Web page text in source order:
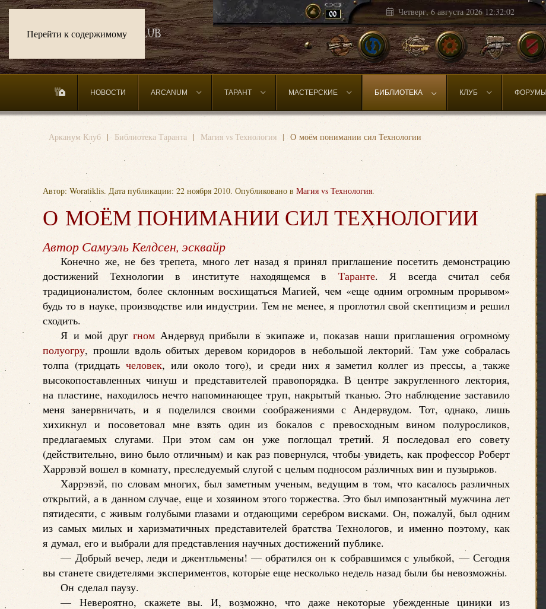
Перейти к содержимому
Четверг, 6 августа 2026 12:32:05
НОВОСТИ ARCANUM ТАРАНТ МАСТЕРСКИЕ БИБЛИОТЕКА КЛУБ ФОРУМЫ
Арканум Клуб Библиотека Таранта Магия vs Технология О моём понимании сил Технологии
Автор: Woratiklis. Дата публикации: 22 ноября 2010. Опубликовано в Магия vs Технология.
О МОЁМ ПОНИМАНИИ СИЛ ТЕХНОЛОГИИ
Автор Самуэль Келдсен, эсквайр
Конечно же, не без трепета, много лет назад я принял приглашение посетить демонстрацию
достижений Технологии в институте находящемся в Таранте. Я всегда считал себя
традиционалистом, более склонным восхищаться Магией, чем «еще одним огромным прорывом»
будь то в науке, производстве или индустрии. Тем не менее, я проглотил свой скептицизм и решил
сходить.
Я и мой друггном Андервуд прибыли в экипаже и, показав наши приглашения огромному
полуогру, прошли вдоль обитых деревом коридоров в небольшой лекторий. Там уже собралась
толпа (тридцать человек, или около того), и среди них я заметил коллег из прессы, а также
высокопоставленных чинуш и представителей правопорядка. В центре закругленного лектория,
на пластине, находилось нечто напоминающее труп, накрытый тканью. Это наблюдение заставило
меня занервничать, и я поделился своими соображениями с Андервудом. Тот, однако, лишь
хихикнул и посоветовал мне взять один из бокалов с превосходным вином полуросликов,
предлагаемых слугами. При этом сам он уже поглощал третий. Я последовал его совету
(действительно, вино было отличным) и как раз повернулся, чтобы увидеть, как профессор Роберт
Харрэвэй вошел в комнату, преследуемый слугой с целым подносом различных вин и пузырьков.
Харрэвэй, по словам многих, был заметным ученым, ведущим в том, что касалось различных
открытий, а в данном случае, еще и хозяином этого торжества. Это был импозантный мужчина лет
пятидесяти, с живым голубыми глазами и отдающими серебром висками. Он, пожалуй, был одним
из самых милых и харизматичных представителей братства Технологов, и именно поэтому, как
я думал, его и выбрали для представления научных достижений публике.
— Добрый вечер, леди и джентльмены! — обратился он к собравшимся с улыбкой, — Сегодня
вы станете свидетелями экспериментов, которые еще несколько недель назад были бы невозможны.
Он сделал паузу.
— Невероятно, скажете вы. И, возможно, что даже некоторые убежденные циники из